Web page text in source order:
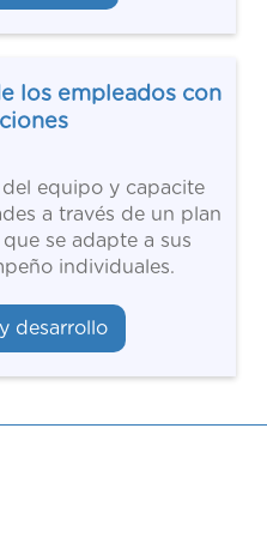
los empleados con
equipo y capacite
a través de un plan
se adapte a sus
individuales.
desarrollo